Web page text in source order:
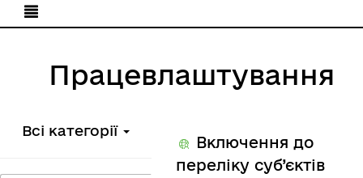
Працевлаштування
Всі категорії
Включення до
переліку суб’єктів